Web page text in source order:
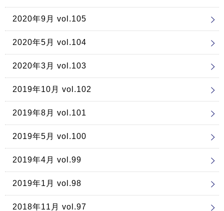
2020年9月 vol.105
2020年5月 vol.104
2020年3月 vol.103
2019年10月 vol.102
2019年8月 vol.101
2019年5月 vol.100
2019年4月 vol.99
2019年1月 vol.98
2018年11月 vol.97